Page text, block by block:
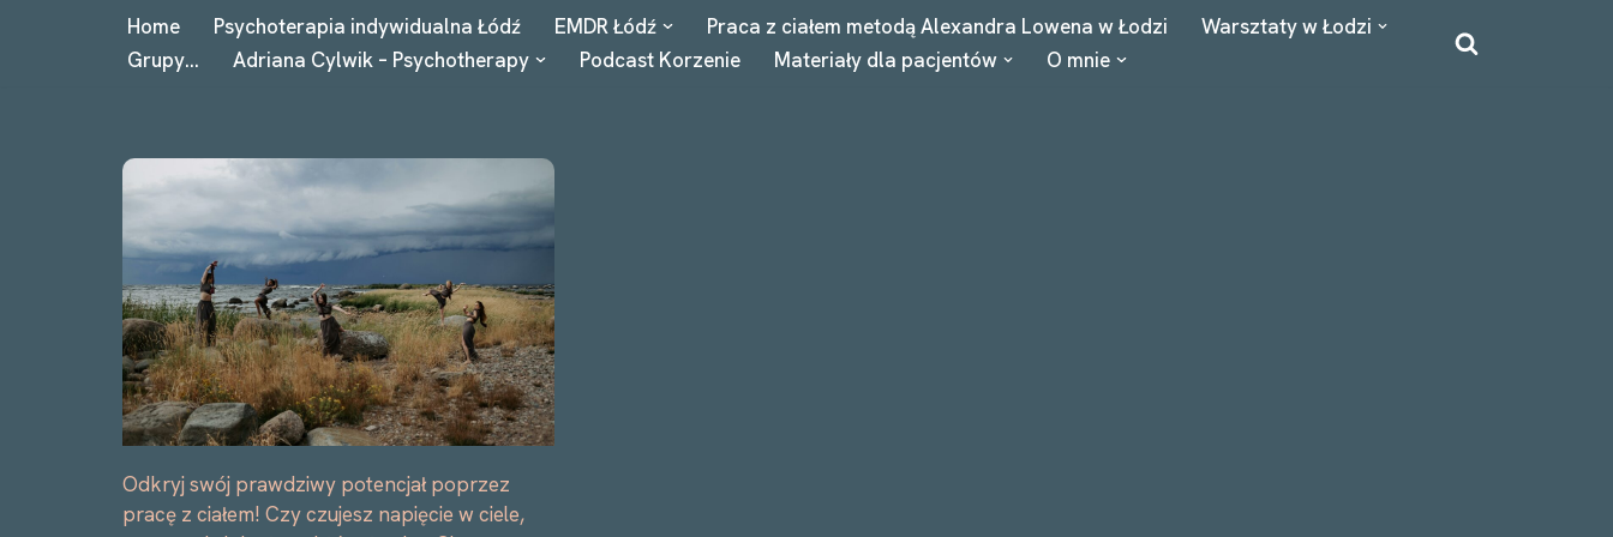
Home Psychoterapia indywidualna Łódź EMDR Łódź Praca z ciałem metodą Alexandra Lowena w Łodzi
Warsztaty w Łodzi
Grupy…
Adriana Cylwik – Psychotherapy Podcast Korzenie Materiały dla pacjentów O mnie
Odkryj swój prawdziwy potencjał poprzez
pracę z ciałem! Czy czujesz napięcie w ciele,